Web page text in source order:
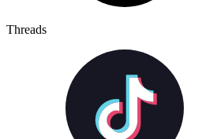
Threads